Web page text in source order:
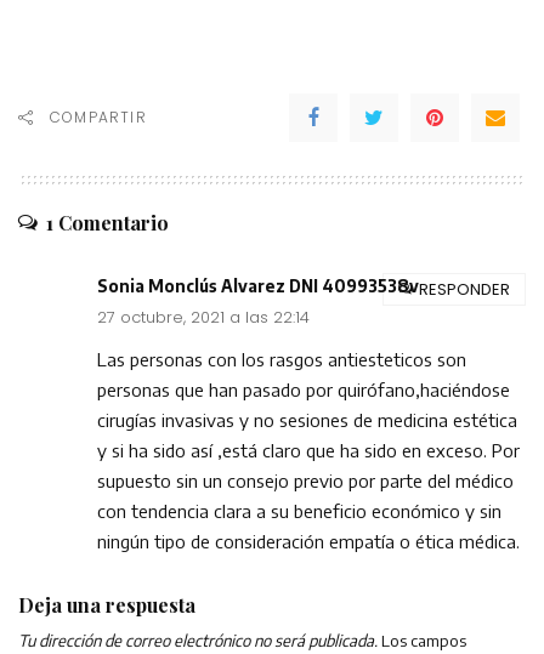
COMPARTIR
1 Comentario
Sonia Monclús Alvarez DNI 40993538v
27 octubre, 2021 a las 22:14
Las personas con los rasgos antiesteticos son
personas que han pasado por quirófano,haciéndose
cirugías invasivas y no sesiones de medicina estética
y si ha sido así ,está claro que ha sido en exceso. Por
supuesto sin un consejo previo por parte del médico
con tendencia clara a su beneficio económico y sin
ningún tipo de consideración empatía o ética médica.
RESPONDER
Deja una respuesta
Tu dirección de correo electrónico no será publicada. Los campos